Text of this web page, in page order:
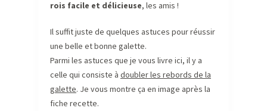
rois facile et délicieuse, les amis !
Il suffit juste de quelques astuces pour réussir
une belle et bonne galette.
Parmi les astuces que je vous livre ici, il y a
celle qui consiste à doubler les rebords de la
galette. Je vous montre ça en image après la
fiche recette.